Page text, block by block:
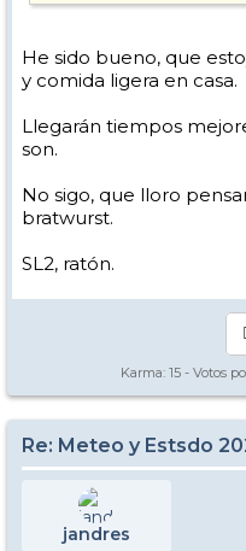
He sido bueno, que
y comida ligera en casa.
Llegarán tiempos
son.
No sigo, que lloro
bratwurst.
SL2, ratón.
Karma: 15 - Votos
Re: Meteo y Estsdo
jandres